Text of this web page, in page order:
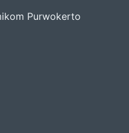
Purwokerto